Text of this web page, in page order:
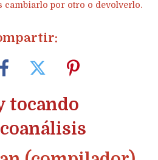
cambiarlo por otro o devolverlo.
tocando